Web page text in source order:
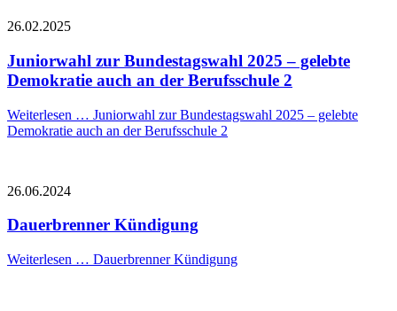
26.02.2025
Juniorwahl zur Bundestagswahl 2025 – gelebte
Demokratie auch an der Berufsschule 2
Weiterlesen … Juniorwahl zur Bundestagswahl 2025 – gelebte
Demokratie auch an der Berufsschule 2
26.06.2024
Dauerbrenner Kündigung
Weiterlesen … Dauerbrenner Kündigung